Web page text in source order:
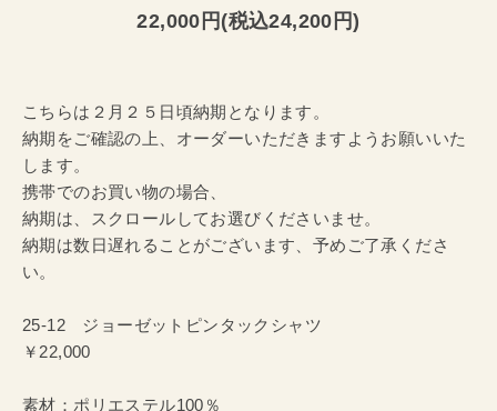
22,000円(税込24,200円)
こちらは２月２５日頃納期となります。
納期をご確認の上、オーダーいただきますようお願いいた
します。
携帯でのお買い物の場合、
納期は、スクロールしてお選びくださいませ。
納期は数日遅れることがございます、予めご了承くださ
い。
25-12 ジョーゼットピンタックシャツ
￥22,000
素材：ポリエステル100％